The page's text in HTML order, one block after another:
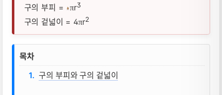
구의 부피 =
πr3
구의 겉넓이 = 4πr2
구의 부피와 구의 겉넓이 뜻, 성질, 공식
목차
구의 부피와 구의 겉넓이